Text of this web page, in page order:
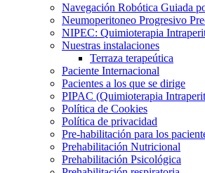
Navegación Robótica Guiada
Neumoperitoneo Progresivo
NIPEC: Quimioterapia
Nuestras instalaciones
Terraza terapeútica
Paciente Internacional
Pacientes a los que se dirige
PIPAC (Quimioterapia
Política de Cookies
Política de privacidad
Pre-habilitación para los
Prehabilitación Nutricional
Prehabilitación Psicológica